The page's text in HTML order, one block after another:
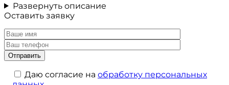
Развернуть описание
Оставить заявку
Даю согласие на обработку персональных